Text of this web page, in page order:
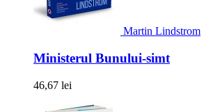
Martin Lindstrom
Ministerul Bunului-simt
46,67 lei